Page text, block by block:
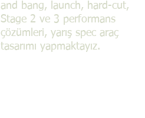
and bang, launch, hard-cut,
Stage 2 ve 3 performans
çözümleri, yarış spec araç
tasarımı yapmaktayız.